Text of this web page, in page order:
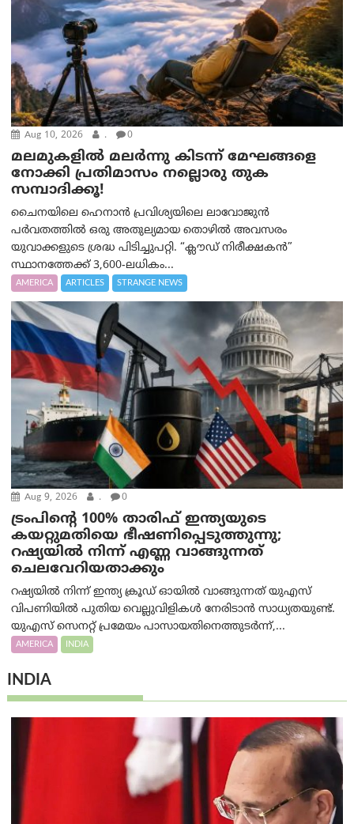
Aug 10, 2026 . 0
മലമുകളില്‍ മലര്‍ന്നു കിടന്ന് മേഘങ്ങളെ
നോക്കി പ്രതിമാസം നല്ലൊരു തുക
സമ്പാദിക്കൂ!
ചൈനയിലെ ഹെനാൻ പ്രവിശ്യയിലെ ലാവോജുൻ
പർവതത്തിൽ ഒരു അതുല്യമായ തൊഴിൽ അവസരം
യുവാക്കളുടെ ശ്രദ്ധ പിടിച്ചുപറ്റി. “ക്ലൗഡ് നിരീക്ഷകൻ”
സ്ഥാനത്തേക്ക് 3,600-ലധികം...
AMERICA ARTICLES STRANGE NEWS
Aug 9, 2026 . 0
ട്രം‌പിന്റെ 100% താരിഫ് ഇന്ത്യയുടെ
കയറ്റുമതിയെ ഭീഷണിപ്പെടുത്തുന്നു;
റഷ്യയിൽ നിന്ന് എണ്ണ വാങ്ങുന്നത്
ചെലവേറിയതാക്കും
റഷ്യയിൽ നിന്ന് ഇന്ത്യ ക്രൂഡ് ഓയിൽ വാങ്ങുന്നത് യുഎസ്
വിപണിയിൽ പുതിയ വെല്ലുവിളികൾ നേരിടാൻ സാധ്യതയുണ്ട്.
യുഎസ് സെനറ്റ് പ്രമേയം പാസായതിനെത്തുടർന്ന്,...
AMERICA INDIA
INDIA